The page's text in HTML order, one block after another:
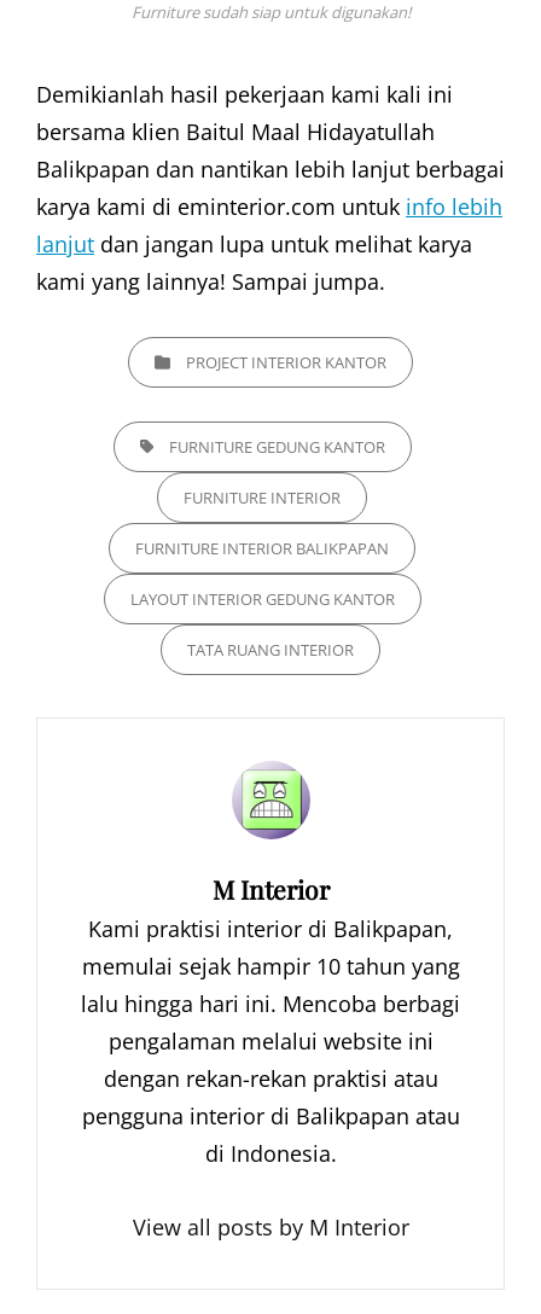
Furniture sudah siap untuk digunakan!
Demikianlah hasil pekerjaan kami kali ini
bersama klien Baitul Maal Hidayatullah
Balikpapan dan nantikan lebih lanjut berbagai
karya kami di eminterior.com untuk info lebih
lanjut dan jangan lupa untuk melihat karya
kami yang lainnya! Sampai jumpa.
CATEGORIESPROJECT INTERIOR KANTOR
TAGS, FURNITURE GEDUNG KANTOR
FURNITURE INTERIOR
FURNITURE INTERIOR BALIKPAPAN
LAYOUT INTERIOR GEDUNG KANTOR
TATA RUANG INTERIOR
Author:
M Interior
Kami praktisi interior di Balikpapan,
memulai sejak hampir 10 tahun yang
lalu hingga hari ini. Mencoba berbagi
pengalaman melalui website ini
dengan rekan-rekan praktisi atau
pengguna interior di Balikpapan atau
di Indonesia.
View all posts by M Interior